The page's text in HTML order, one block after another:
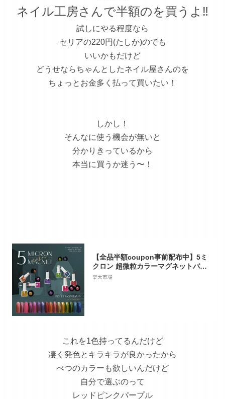
ネイル工房さんで半額のを買うよ‼️
試しにやる程度なら
セリアの220円(たしか)のでも
いいかもだけど
どうせならちゃんとしたネイル屋さんのを
ちょっとお金多く払って買いたい！
しかし！
そんなに使う機会が無いと
分かりきっているから
本当に買うか迷う〜！
【全品半額coupon事前配布中】5ミ
クロン 超微粒カラーマグネットバウ
ダー マグネットネイル 5micron カラ
楽天市場
これを1色持ってるんだけど
凄く発色とキラキラが良かったから
べつのカラーも欲しいんだけど
自分で選ぶのって
レッドピンクパープル